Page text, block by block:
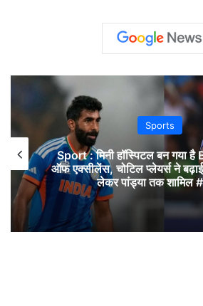
Sports
Sport : मिनी हॉस्पिटल बन गया
ऑफ एक्सीलेंस, चोटिल प्लेयर्स ने
लेकर पांड्या तक शामिल